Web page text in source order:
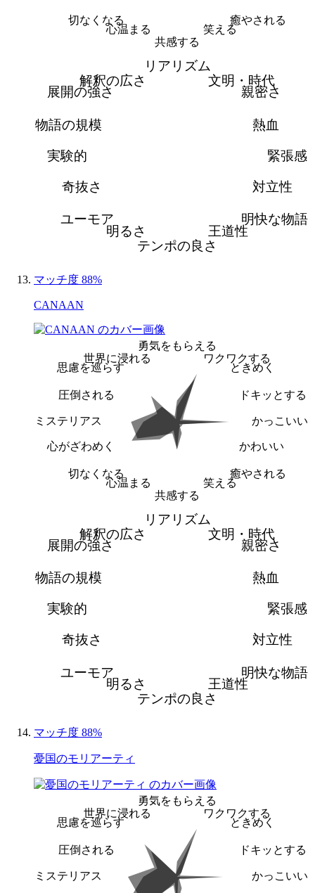
癒やされる
笑える
共感する
心温まる
切なくなる
リアリズム
文明・時代
親密さ
熱血
緊張感
対立性
明快な物語
王道性
テンポの良さ
明るさ
ユーモア
奇抜さ
実験的
物語の規模
展開の強さ
解釈の広さ
マッチ度 88%
CANAAN
勇気をもらえる
ワクワクする
ときめく
ドキッとする
かっこいい
かわいい
癒やされる
笑える
共感する
心温まる
切なくなる
心がざわめく
ミステリアス
圧倒される
思慮を巡らす
世界に浸れる
リアリズム
文明・時代
親密さ
熱血
緊張感
対立性
明快な物語
王道性
テンポの良さ
明るさ
ユーモア
奇抜さ
実験的
物語の規模
展開の強さ
解釈の広さ
マッチ度 88%
憂国のモリアーティ
勇気をもらえる
ワクワクする
ときめく
ドキッとする
かっこいい
ミステリアス
圧倒される
思慮を巡らす
世界に浸れる